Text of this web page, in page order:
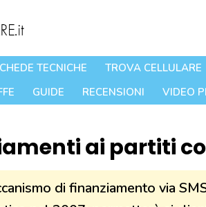
TECNICHE TROVA CELLULARE
GUIDE RECENSIONI VIDEO
ai partiti
di finanziamento via